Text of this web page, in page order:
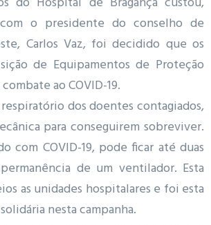
o presidente do conselho de
Carlos Vaz, foi decidido que os
de Equipamentos de Proteção
ao COVID-19.
dos doentes contagiados,
para conseguirem sobreviver.
com COVID-19, pode ficar até duas
de um ventilador. Esta
as unidades hospitalares e foi esta
nesta campanha.